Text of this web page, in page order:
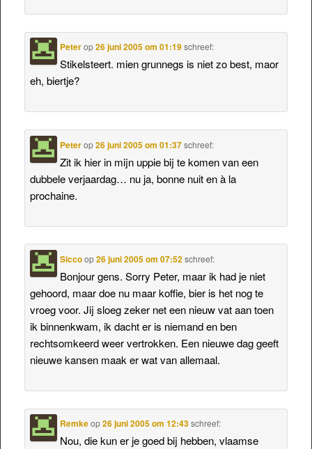
Peterop26 juni 2005 om 01:19 schreef:
Stikelsteert. mien grunnegs is niet zo best, maor
eh, biertje?
Peterop26 juni 2005 om 01:37 schreef:
Zit ik hier in mijn uppie bij te komen van een
dubbele verjaardag… nu ja, bonne nuit en à la
prochaine.
Siccoop26 juni 2005 om 07:52 schreef:
Bonjour gens. Sorry Peter, maar ik had je niet
gehoord, maar doe nu maar koffie, bier is het nog te
vroeg voor. Jij sloeg zeker net een nieuw vat aan toen
ik binnenkwam, ik dacht er is niemand en ben
rechtsomkeerd weer vertrokken. Een nieuwe dag geeft
nieuwe kansen maak er wat van allemaal.
Remkeop26 juni 2005 om 12:43 schreef:
Nou, die kun er je goed bij hebben, vlaamse